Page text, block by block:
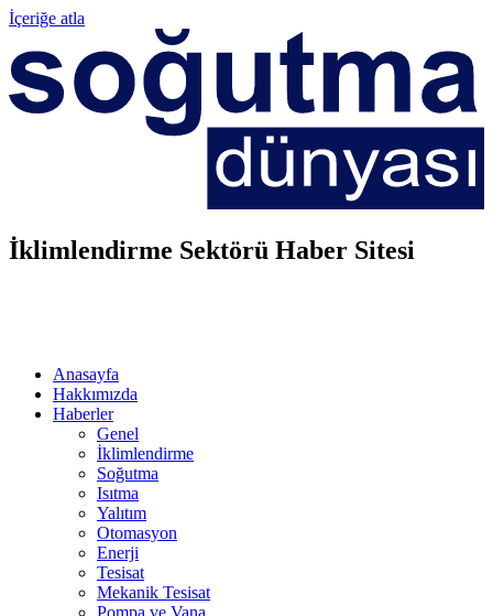
İçeriğe atla
İklimlendirme Sektörü Haber Sitesi
Anasayfa
Hakkımızda
Haberler
Genel
İklimlendirme
Soğutma
Isıtma
Yalıtım
Otomasyon
Enerji
Tesisat
Mekanik Tesisat
Pompa ve Vana